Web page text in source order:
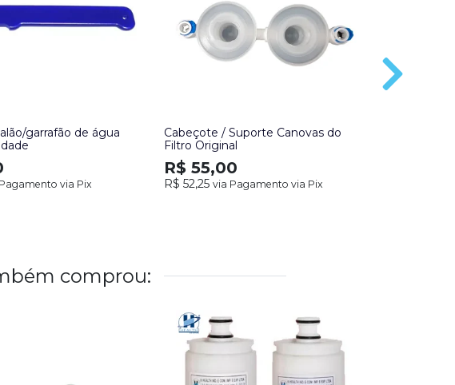
garrafão de água
via Pix
Cabeçote / Suporte Canovas do
Filtro Original
R$ 55,00
R$ 52,25 via Pagamento via Pix
comprou: